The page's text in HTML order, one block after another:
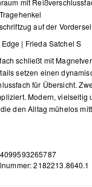
mit
auf der
| Frieda Satchel S
schließt mit
setzen einen
für Übersicht.
Modern, vielseitig
den Alltag mühelos
2182213.8640.1